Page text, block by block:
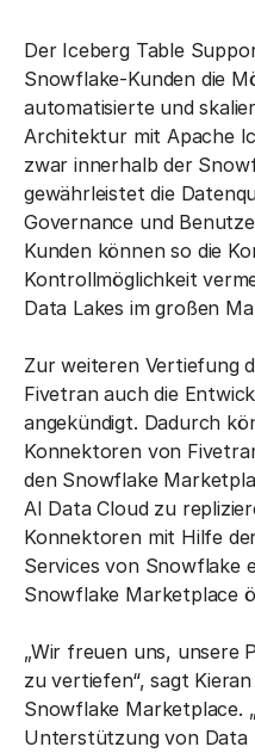
Der Iceberg Table
Snowflake-Kunden die
automatisierte und
Architektur mit Apache
zwar innerhalb der
gewährleistet die
Governance und
Kunden können so die
Kontrollmöglichkeit
Data Lakes im großen
Zur weiteren Vertiefung
Fivetran auch die
angekündigt. Dadurch
Konnektoren von
den Snowflake
AI Data Cloud zu
Konnektoren mit Hilfe
Services von Snowflake
Snowflake Marketplace
„Wir freuen uns, unsere
zu vertiefen“, sagt
Snowflake Marketplace.
Unterstützung von Data